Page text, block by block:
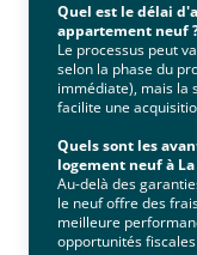
Quel est le délai
appartement neuf
Le processus peut
selon la phase du
immédiate), mais la
facilite une
Quels sont les
logement neuf à La
Au-delà des
le neuf offre des
meilleure
opportunités